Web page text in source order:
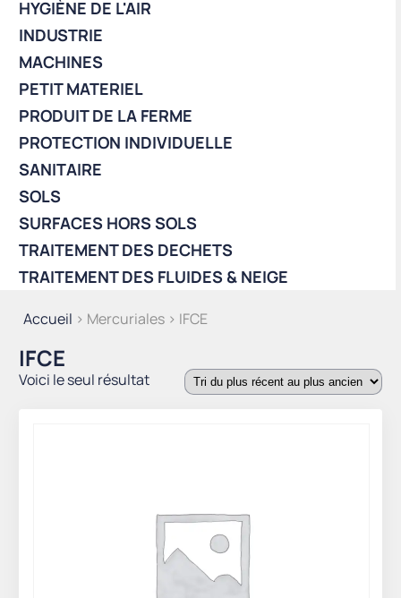
Accueil > Mercuriales > IFCE
IFCE
Voici le seul résultat
HYGIÈNE DE L'AIR
INDUSTRIE
MACHINES
PETIT MATERIEL
PRODUIT DE LA FERME
PROTECTION INDIVIDUELLE
SANITAIRE
SOLS
SURFACES HORS SOLS
TRAITEMENT DES DECHETS
TRAITEMENT DES FLUIDES & NEIGE